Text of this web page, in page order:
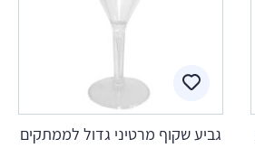
גביע שקוף מרטיני גדול לממתקים